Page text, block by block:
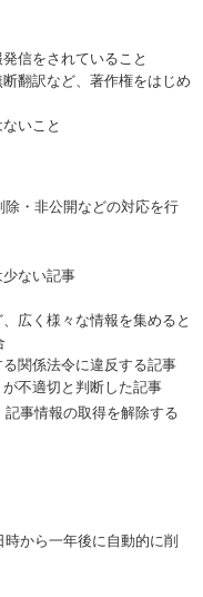
信をされていること
翻訳など、著作権をはじめ
いこと
・非公開などの対応を行
ない記事
広く様々な情報を集めると
関係法令に違反する記事
不適切と判断した記事
事情報の取得を解除する
から一年後に自動的に削